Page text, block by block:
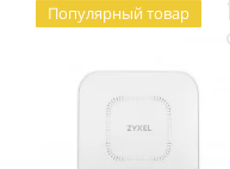
Популярный товар